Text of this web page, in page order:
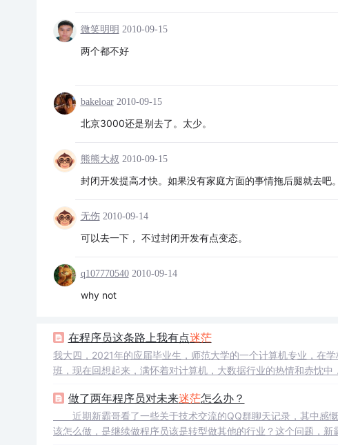
微笑明明 2010-09-15
两个都不好
bakeloar 2010-09-15
北京3000还是别去了。太少。
熊熊大叔 2010-09-15
封闭开发提高才快。如果没有家庭方面的事情拖后腿就去吧。
无伤 2010-09-14
可以去一下， 不过封闭开发有点变态。
q107770540 2010-09-14
why not
在程序员这条路上我有点迷茫
我大四，2021年的应届毕业生，师范大学的一个计算机专业，在
班，现在回想起来，满怀着对计算机，大数据行业的热情和赤忱中
实习生涯里，能遇见好的上司，朋友，让我的社会第一步不至于
学些什么，大学里待了两年的
做了两年程序员对未来迷茫怎么办？
近期新霸哥看了一些关于技术交流的QQ群聊天记录，其中感
该怎么做，是继续做程序员该是转型做其他的行业？这个问题